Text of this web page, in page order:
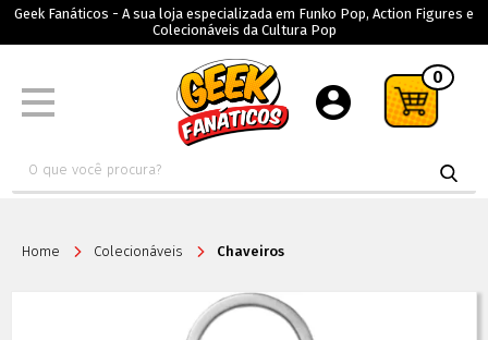
Geek Fanáticos - A sua loja especializada em Funko Pop, Action Figures e
Colecionáveis da Cultura Pop
0
Home Colecionáveis Chaveiros